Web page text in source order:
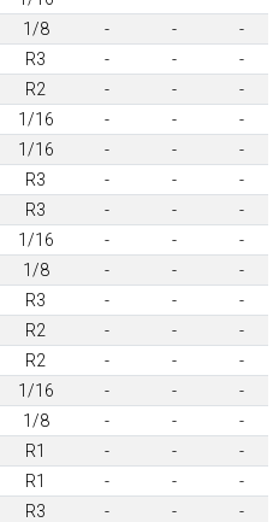
1/8 - -
-
R3 - -
-
R2 - -
-
1/16 - -
-
1/16 - -
-
R3 - -
-
R3 - -
-
1/16 - -
-
1/8 - -
-
R3 - -
-
R2 - -
-
R2 - -
-
1/16 - -
-
1/8 - -
-
R1 - -
-
R1 - -
-
R3 - -
-